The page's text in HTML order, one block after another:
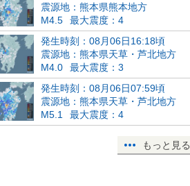
震源地：熊本県熊本地方
M4.5
最大震度：4
発生時刻：08月06日16:18頃
震源地：熊本県天草・芦北地方
M4.0
最大震度：3
発生時刻：08月06日07:59頃
震源地：熊本県天草・芦北地方
M5.1
最大震度：4
もっと見る